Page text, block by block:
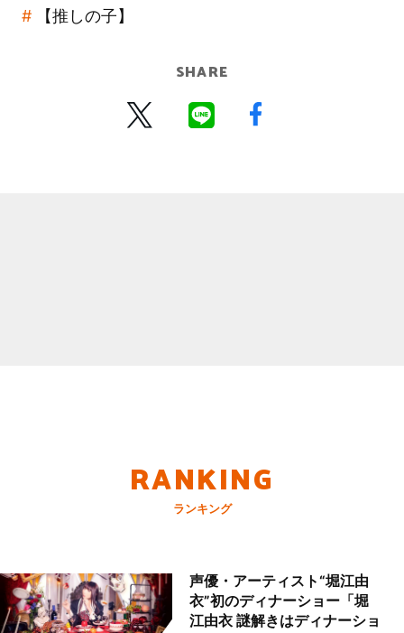
【推しの子】
SHARE
RANKING
ランキング
声優・アーティスト“堀江由
衣”初のディナーショー「堀
江由衣 謎解きはディナーショ